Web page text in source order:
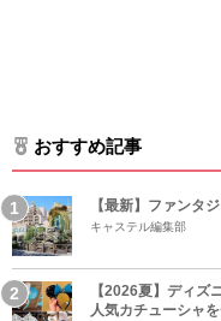
おすすめ記事
【最新】ファンタ
キャステル編集部
【2026夏】ディズ
人気カチューシャ